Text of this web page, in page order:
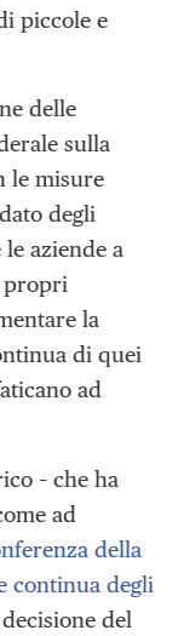
piccole e
delle
sulla
le misure
degli
aziende a
propri
la
di quei
ad
– che ha
ad
della
continua degli
del